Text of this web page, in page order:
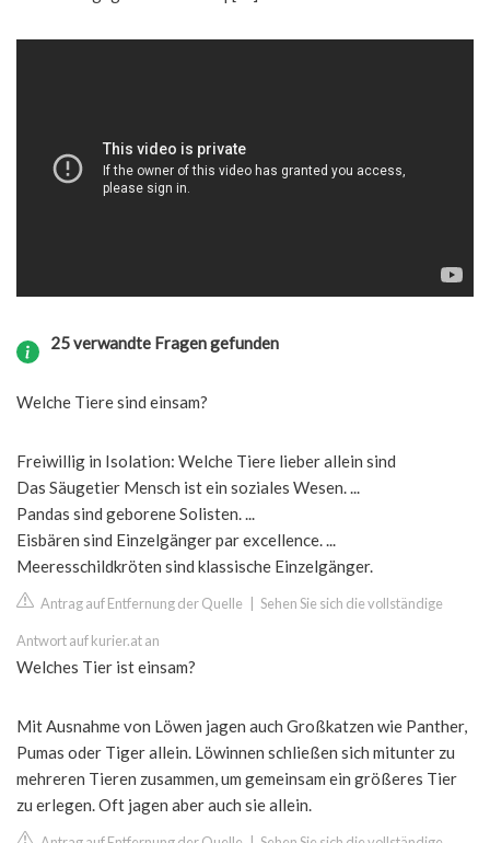
25 verwandte Fragen gefunden
Welche Tiere sind einsam?
Freiwillig in Isolation: Welche Tiere lieber allein sind
Das Säugetier Mensch ist ein soziales Wesen. ...
Pandas sind geborene Solisten. ...
Eisbären sind Einzelgänger par excellence. ...
Meeresschildkröten sind klassische Einzelgänger.
Antrag auf Entfernung der Quelle Sehen Sie sich die vollständige
Antwort auf kurier.at an
Welches Tier ist einsam?
Mit Ausnahme von Löwen jagen auch Großkatzen wie Panther,
Pumas oder Tiger allein. Löwinnen schließen sich mitunter zu
mehreren Tieren zusammen, um gemeinsam ein größeres Tier
zu erlegen. Oft jagen aber auch sie allein.